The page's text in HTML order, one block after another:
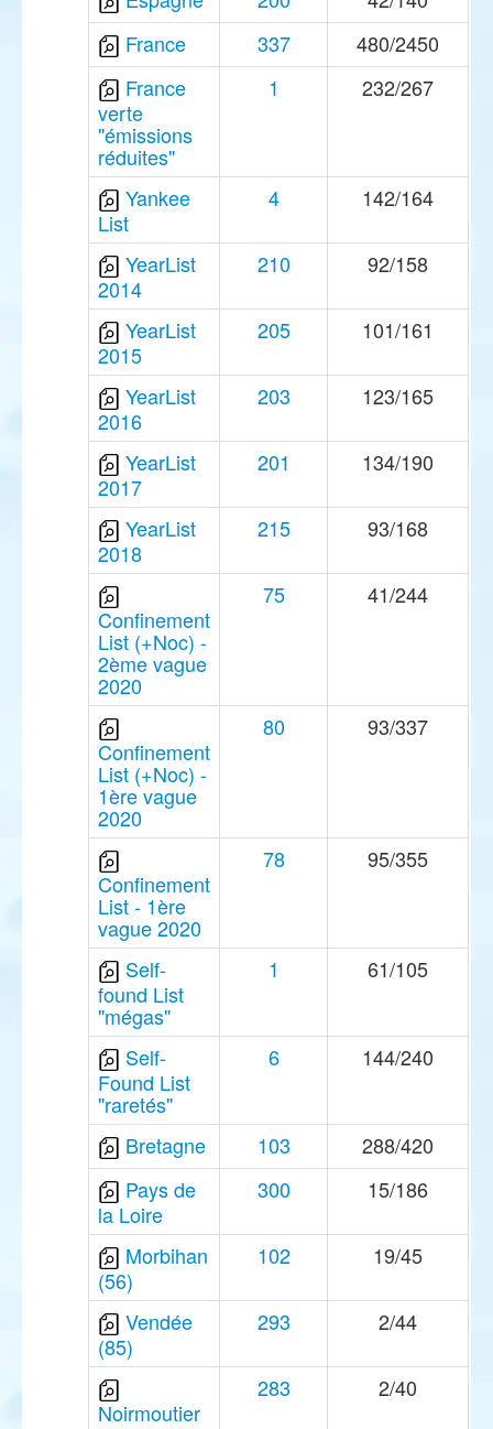
France
337
480/2450
France
verte
"émissions
réduites"
1 232/267
Yankee
List
4 142/164
YearList
2014
210 92/158
YearList
2015
205 101/161
YearList
2016
203 123/165
YearList
2017
201 134/190
YearList
2018
215 93/168
Confinement
List (+Noc) -
2ème vague
2020
75 41/244
Confinement
List (+Noc) -
1ère vague
2020
80 93/337
Confinement
List - 1ère
vague 2020
78 95/355
Self-
found List
"mégas"
1 61/105
Self-
Found List
"raretés"
6 144/240
Bretagne 103
288/420
Pays de
la Loire
300 15/186
Morbihan
(56)
102 19/45
Vendée
(85)
293 2/44
Noirmoutier
283 2/40